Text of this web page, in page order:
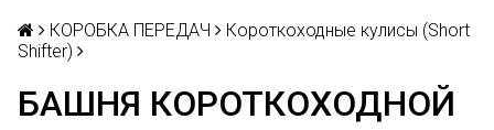
КОРОБКА ПЕРЕДАЧ
Короткоходные кулисы (Short
Shifter)
БАШНЯ КОРОТКОХОДНОЙ